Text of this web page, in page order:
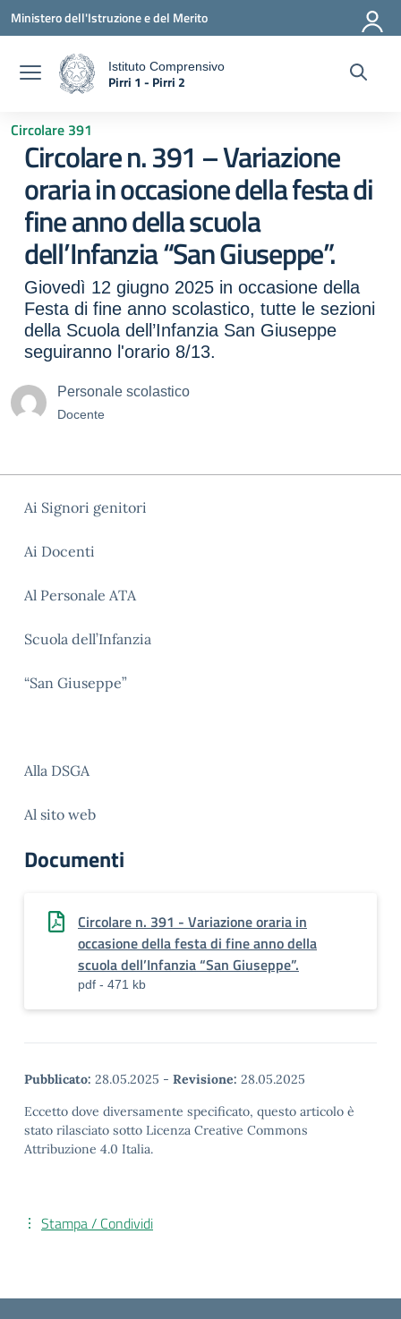
Vai ai contenuti
Vai al menu di navigazione
Vai al footer
Ministero dell'Istruzione e del Merito
Istituto Comprensivo
Pirri 1 - Pirri 2
Circolare 391
Circolare n. 391 – Variazione
oraria in occasione della festa di
fine anno della scuola
dell’Infanzia “San Giuseppe”.
Giovedì 12 giugno 2025 in occasione della
Festa di fine anno scolastico, tutte le sezioni
della Scuola dell’Infanzia San Giuseppe
seguiranno l'orario 8/13.
Personale scolastico
Docente
Ai Signori genitori
Ai Docenti
Al Personale ATA
Scuola dell’Infanzia
“San Giuseppe”
Alla DSGA
Al sito web
Documenti
Circolare n. 391 - Variazione oraria in
occasione della festa di fine anno della
scuola dell’Infanzia “San Giuseppe”.
pdf - 471 kb
Pubblicato: 28.05.2025 - Revisione: 28.05.2025
Eccetto dove diversamente specificato, questo articolo è
stato rilasciato sotto Licenza Creative Commons
Attribuzione 4.0 Italia.
Stampa / Condividi